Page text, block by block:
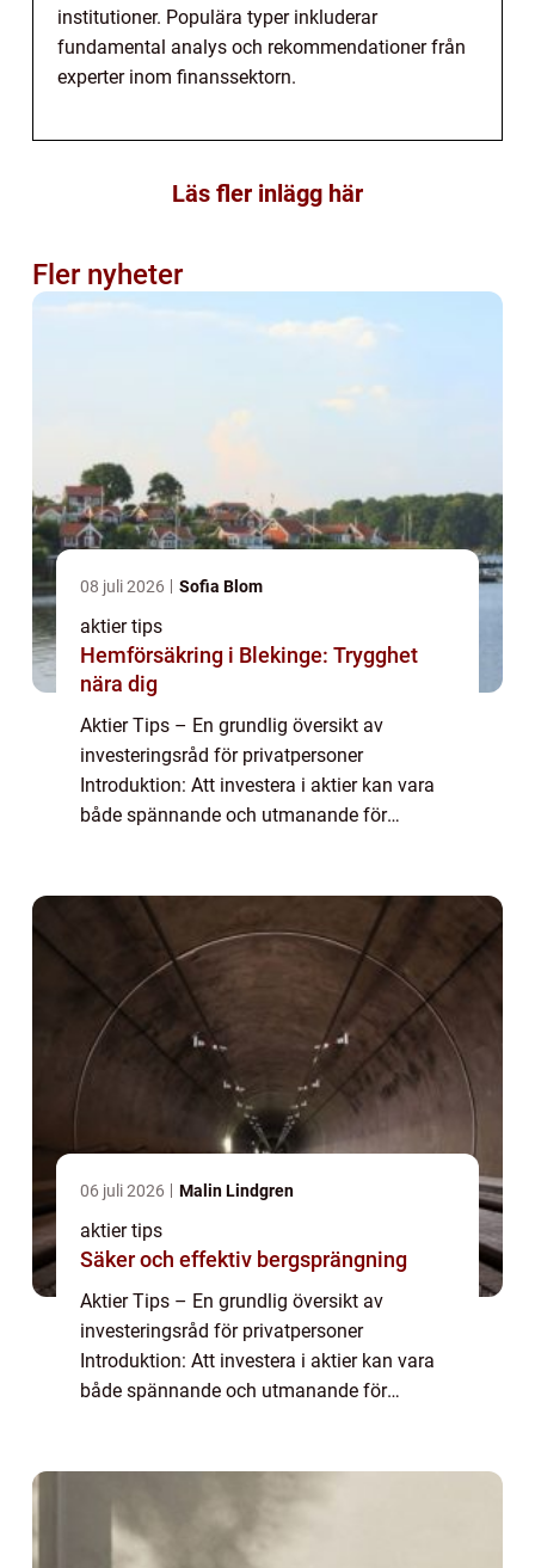
institutioner. Populära typer inkluderar
fundamental analys och rekommendationer från
experter inom finanssektorn.
Läs fler inlägg här
Fler nyheter
08 juli 2026 Sofia Blom
aktier tips
Hemförsäkring i Blekinge: Trygghet
nära dig
Aktier Tips – En grundlig översikt av
investeringsråd för privatpersoner
Introduktion: Att investera i aktier kan vara
både spännande och utmanande för
tillgång t...
06 juli 2026 Malin Lindgren
aktier tips
Säker och effektiv bergsprängning
Aktier Tips – En grundlig översikt av
investeringsråd för privatpersoner
Introduktion: Att investera i aktier kan vara
både spännande och utmanande för